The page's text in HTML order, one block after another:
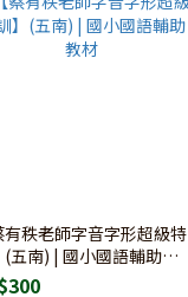
有秩老師字音字形超級特
(五南) | 國小國語輔助教